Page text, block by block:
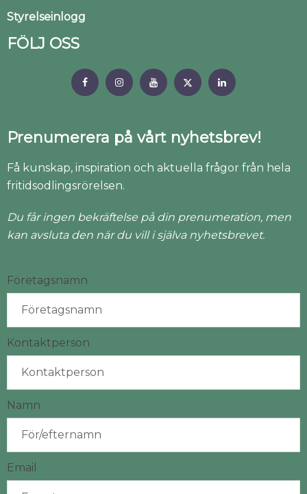
Styrelseinlogg
FÖLJ OSS
Prenumerera på vårt nyhetsbrev!
Få kunskap, inspiration och aktuella frågor från hela
fritidsodlingsrörelsen.
Du får ingen bekräftelse på din prenumeration, men
kan avsluta den när du vill i själva nyhetsbrevet.
Företagsnamn
Kontaktperson
Namn
Email